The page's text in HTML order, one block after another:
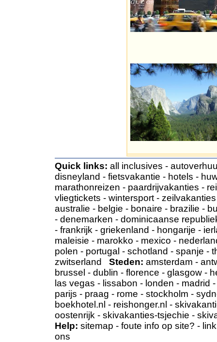
Quick links: all inclusives -
disneyland - fietsvakantie - hotels -
marathonreizen - paardrijvakanties -
vliegtickets - wintersport - zeilvakanties
australie - belgie - bonaire - brazilie -
- denemarken - dominicaanse
- frankrijk - griekenland - hongarije -
maleisie - marokko - mexico -
polen - portugal - schotland - spanje -
zwitserland
Steden: amsterdam -
brussel - dublin - florence - glasgow -
las vegas - lissabon - londen - madrid
parijs - praag - rome - stockholm -
boekhotel.nl - reishonger.nl -
oostenrijk - skivakanties-tsjechie -
Help: sitemap - foute info op site? -
ons